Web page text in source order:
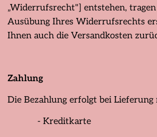
„Widerrufsrecht"] entstehen,
Ausübung Ihres Widerrufsrechts
Ihnen auch die Versandkosten
Zahlung
Die Bezahlung erfolgt bei Lieferung
- Kreditkarte